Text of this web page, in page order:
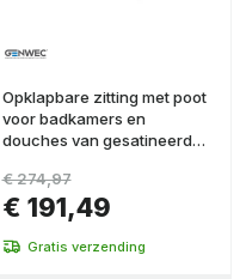
Opklapbare zitting met poot
voor badkamers en
douches van gesatineerd
€ 191,49
€ 274,97
Gratis verzending